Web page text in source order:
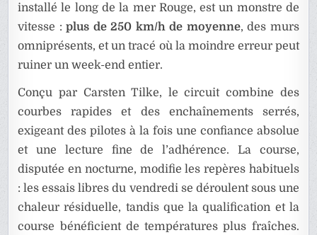
installé le long de la mer Rouge, est un monstre de
vitesse :plus de 250 km/h de moyenne, des murs
omniprésents, et un tracé où la moindre erreur peut
ruiner un week-end entier.
Conçu par Carsten Tilke, le circuit combine des
courbes rapides et des enchaînements serrés,
exigeant des pilotes à la fois une confiance absolue
et une lecture fine de l’adhérence. La course,
disputée en nocturne, modifie les repères habituels
: les essais libres du vendredi se déroulent sous une
chaleur résiduelle, tandis que la qualification et la
course bénéficient de températures plus fraîches.